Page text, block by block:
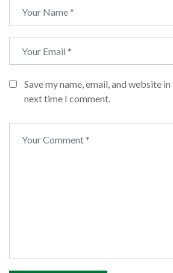
Save my name, email, and website
next time I comment.